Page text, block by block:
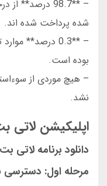
– **98.7
شده پرداخت شده اند.
– **0.3 درصد**
بوده است.
– هیچ موردی از
نشد.
اپلیکیشن لاتی
دانلود برنامه لاتی
مرحله اول: